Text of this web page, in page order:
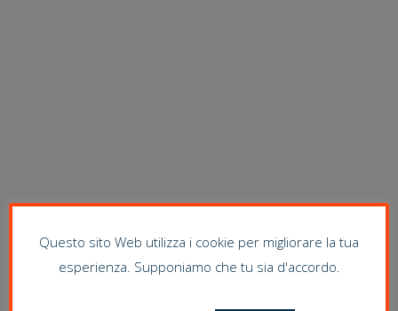
Questo sito Web utilizza i cookie per migliorare la tua
esperienza. Supponiamo che tu sia d'accordo.